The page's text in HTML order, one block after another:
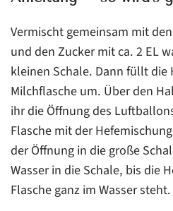
Vermischt gemeinsam mit
und den Zucker mit ca. 2 EL
kleinen Schale. Dann füllt die
Milchflasche um. Über den
ihr die Öffnung des
Flasche mit der
der Öffnung in die große
Wasser in die Schale, bis die
Flasche ganz im Wasser steht.